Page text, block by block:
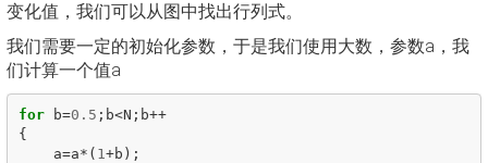
变化值，我们可以从图中找出行列式。
我们需要一定的初始化参数，于是我们使用大数，参数a，我
们计算一个值a
for b=0.5 ; b<N ; b++
{
a=a*( 1 +b );